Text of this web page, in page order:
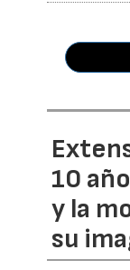
10
y la
su